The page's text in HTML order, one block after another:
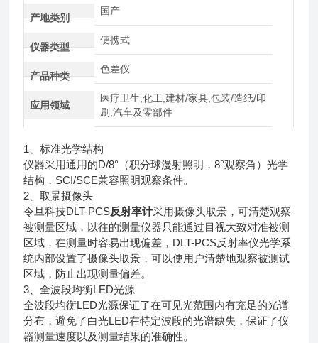
产地类别
国产
仪器类型
便携式
产品种类
色差仪
应用领域
医疗卫生,化工,建材/家具,包装/造纸/印
刷,汽车及零部件
1、标准光学结构
仪器采用通用的D/8°（积分球漫射照明，8°观察角）光学
结构，SCI/SCE兼容照明观察条件。
2、取景摄像头
令旦科技DLT-PCS反射率计采用摄像头取景，可清楚观察
被测量区域，以往的测量仪器只能通过目视大致对准被测
区域，在测量时容易出现偏差， DLT-PCS反射率仪光学系
统内部设置了摄像头取景，可以使用户清楚地观察被测试
区域，防止出现测量偏差。
3、全波段均衡LED光源
全波段均衡LED光源保证了在可见光范围内有充足的光谱
分布，避免了白光LED在特定波段的光谱缺失，保证了仪
器测量速度以及测量结果的准确性。